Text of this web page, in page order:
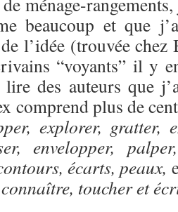
beaucoup et que
l’idée (trouvée chez
“voyants” il y
lire des auteurs que
comprend plus de cent
explorer, gratter,
envelopper,
écarts, peaux,
toucher et